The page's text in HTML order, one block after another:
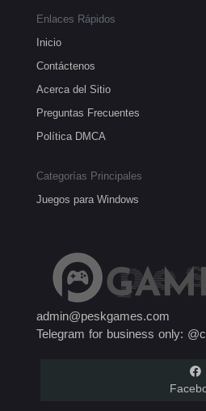
Enlaces Rápidos
Inicio
Contáctenos
Acerca del Sitio
Preguntas Frecuentes
Política DMCA
Categorías Principales
Juegos para Windows
admin@peskgames.com
Telegram for business only: